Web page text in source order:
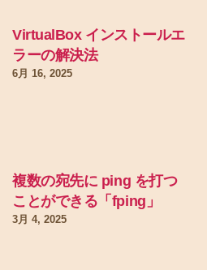
VirtualBox インストールエ
ラーの解決法
6月 16, 2025
複数の宛先に ping を打つ
ことができる「fping」
3月 4, 2025